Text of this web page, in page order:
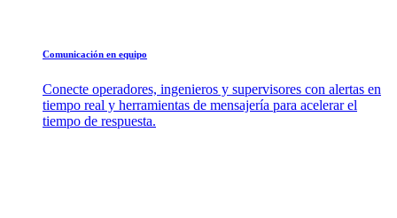
Comunicación en equipo
Conecte operadores, ingenieros y supervisores con alertas en
tiempo real y herramientas de mensajería para acelerar el
tiempo de respuesta.